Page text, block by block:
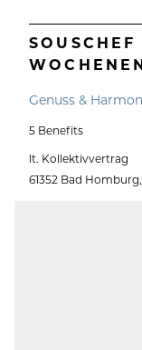
Genuss &
5 Benefits
lt. Kollektivvertrag
61352 Bad